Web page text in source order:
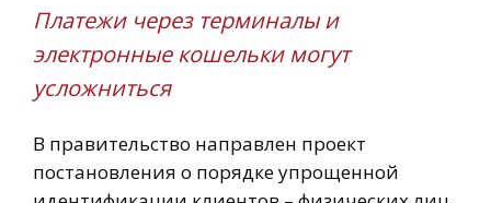
Платежи через терминалы и
электронные кошельки могут
усложниться
В правительство направлен проект
постановления о порядке упрощенной